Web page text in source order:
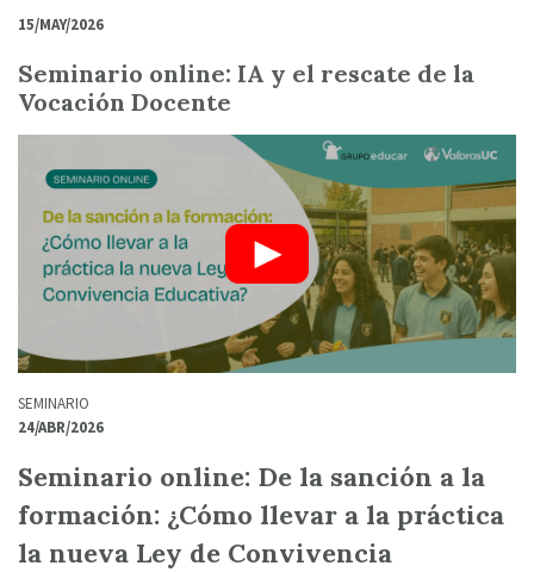
15/MAY/2026
Seminario online: IA y el rescate de la
Vocación Docente
SEMINARIO
24/ABR/2026
Seminario online: De la sanción a la
formación: ¿Cómo llevar a la práctica
la nueva Ley de Convivencia